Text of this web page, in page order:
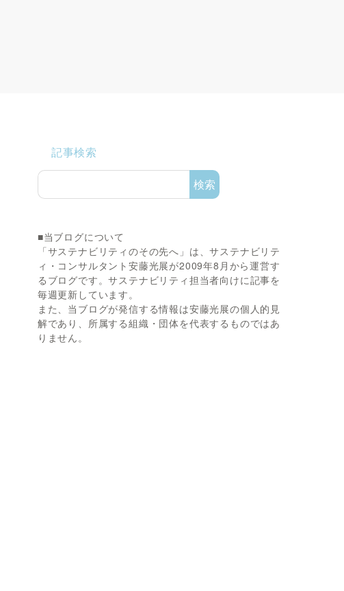
記事検索
検索
■当ブログについて
「サステナビリティのその先へ」は、サステナビリテ
ィ・コンサルタント安藤光展が2009年8月から運営す
るブログです。サステナビリティ担当者向けに記事を
毎週更新しています。
また、当ブログが発信する情報は安藤光展の個人的見
解であり、所属する組織・団体を代表するものではあ
りません。